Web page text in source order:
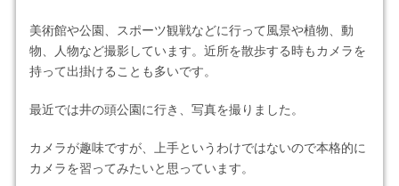
美術館や公園、スポーツ観戦などに行って風景や植物、動
物、人物など撮影しています。近所を散歩する時もカメラを
持って出掛けることも多いです。
最近では井の頭公園に行き、写真を撮りました。
カメラが趣味ですが、上手というわけではないので本格的に
カメラを習ってみたいと思っています。